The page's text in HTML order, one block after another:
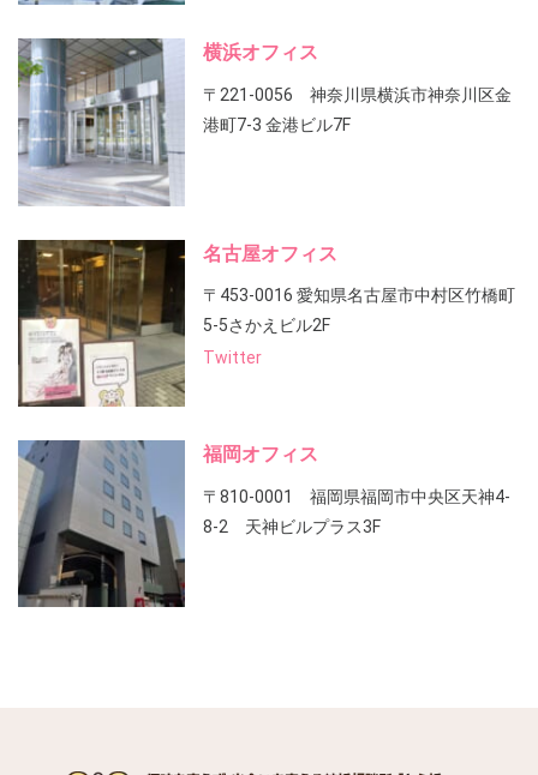
横浜オフィス
〒221-0056 神奈川県横浜市神奈川区金
港町7-3 金港ビル7F
名古屋オフィス
〒453-0016 愛知県名古屋市中村区竹橋町
5-5さかえビル2F
Twitter
福岡オフィス
〒810-0001 福岡県福岡市中央区天神4-
8-2 天神ビルプラス3F